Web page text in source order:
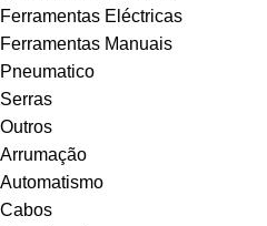
Ferramentas Eléctricas
Ferramentas Manuais
Pneumatico
Serras
Outros
Arrumação
Automatismo
Cabos